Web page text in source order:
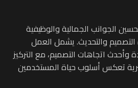
الجوانب الجمالية والوظيفية
والتحديث. يشمل العمل
وأحدث اتجاهات التصميم، مع التركيز
تعكس أسلوب حياة المستخدمين